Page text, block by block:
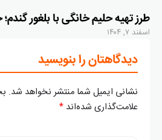
طرز تهیه حلیم خانگی با بلغور
اسفند ۷, ۱۴۰۴
دیدگاهتان را بنویسید
نشانی ایمیل شما منتشر نخواهد شد.
علامت‌گذاری شده‌اند *